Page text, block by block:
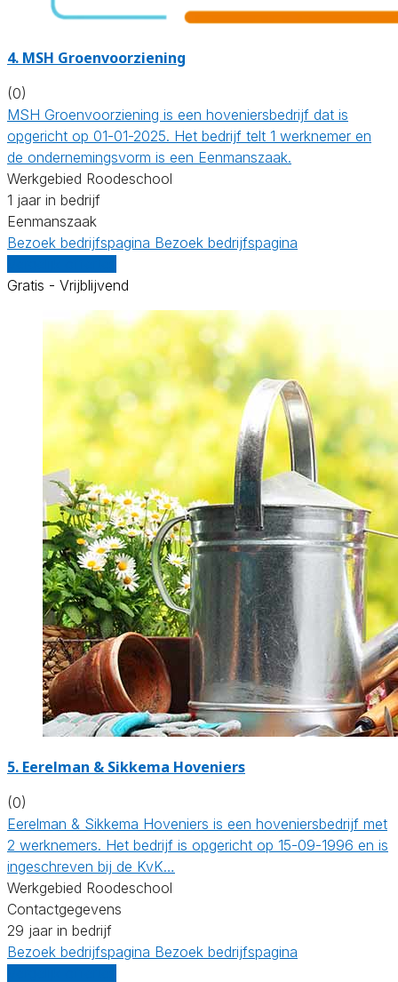
4. MSH Groenvoorziening
(0)
MSH Groenvoorziening is een hoveniersbedrijf dat is
opgericht op 01-01-2025. Het bedrijf telt 1 werknemer en
de ondernemingsvorm is een Eenmanszaak.
Werkgebied Roodeschool
1 jaar in bedrijf
Eenmanszaak
Bezoek bedrijfspagina Bezoek bedrijfspagina
Gratis - Vrijblijvend
5. Eerelman & Sikkema Hoveniers
(0)
Eerelman & Sikkema Hoveniers is een hoveniersbedrijf met
2 werknemers. Het bedrijf is opgericht op 15-09-1996 en is
ingeschreven bij de KvK…
Werkgebied Roodeschool
Contactgegevens
29 jaar in bedrijf
Bezoek bedrijfspagina Bezoek bedrijfspagina